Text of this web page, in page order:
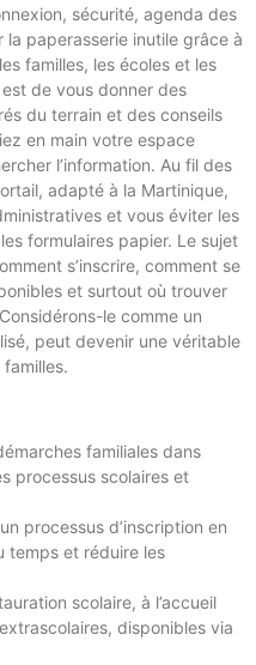
sécurité, agenda des
paperasserie inutile grâce à
familles, les écoles et les
de vous donner des
du terrain et des conseils
en main votre espace
l’information. Au fil des
adapté à la Martinique,
et vous éviter les
formulaires papier. Le sujet
s’inscrire, comment se
et surtout où trouver
le comme un
peut devenir une véritable
familiales dans
processus scolaires et
processus d’inscription en
temps et réduire les
scolaire, à l’accueil
disponibles via